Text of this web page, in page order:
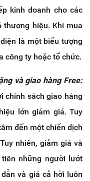
kinh doanh cho các
hiệu. Khi mua
là một biểu tượng
công ty hoặc tổ chức.
và giao hàng Free:
chính sách giao hàng
lớn giảm giá. Tuy
đến một chiến dịch
nhiên, giảm giá và
những người lướt
và giá cả hời luôn